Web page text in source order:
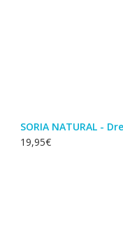
SORIA NATURAL -
19,95€